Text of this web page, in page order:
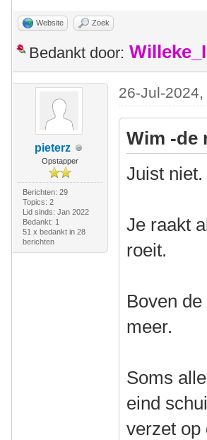
Website Zoek
Bedankt door:
pieterz
Opstapper
Berichten: 29
Topics: 2
Lid sinds: Jan 2022
Bedankt: 1
51 x bedankt in 28
berichten
26-Jul-2024,
Wim -de
Juist niet.
Je raakt
roeit.
Boven
meer.
Soms
eind
verzet op